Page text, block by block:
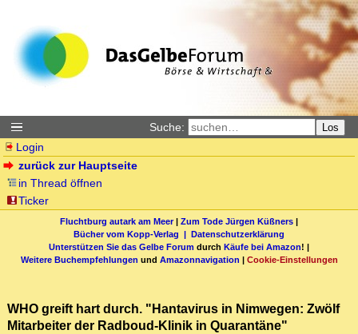
Suche: Los
Login
zurück zur Hauptseite
in Thread öffnen
Ticker
Fluchtburg autark am Meer| Zum Tode Jürgen Küßners |
Bücher vom Kopp-Verlag | Datenschutzerklärung
Unterstützen Sie das Gelbe Forum durch Käufe bei Amazon! |
Weitere Buchempfehlungen und Amazonnavigation | Cookie-Einstellungen
WHO greift hart durch. "Hantavirus in Nimwegen: Zwölf
Mitarbeiter der Radboud-Klinik in Quarantäne"